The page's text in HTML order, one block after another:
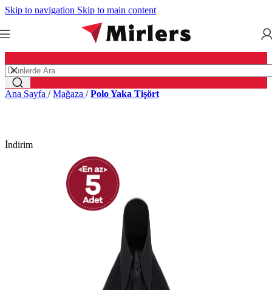
Skip to navigation Skip to main content
Ana Sayfa / Mağaza / Polo Yaka Tişört
İndirim